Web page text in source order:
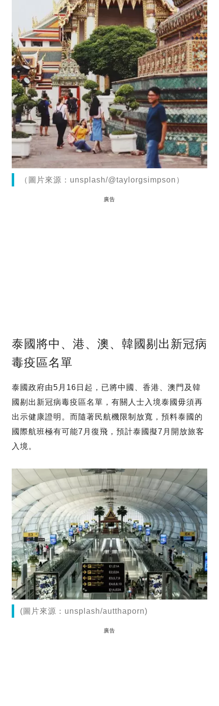
（圖片來源：unsplash/@taylorgsimpson）
廣告
泰國將中、港、澳、韓國剔出新冠病
毒疫區名單
泰國政府由5月16日起，已將中國、香港、澳門及韓
國剔出新冠病毒疫區名單，有關人士入境泰國毋須再
出示健康證明。而隨著民航機限制放寬，預料泰國的
國際航班極有可能7月復飛，預計泰國擬7月開放旅客
入境。
(圖片來源：unsplash/autthaporn)
廣告